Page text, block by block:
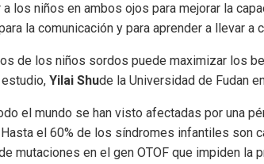
los niños en ambos ojos para mejorar la
la comunicación y para aprender a llevar a
de los niños sordos puede maximizar los
Yilai Shude la Universidad de Fudan
el mundo se han visto afectadas por una
el 60% de los síndromes infantiles son
mutaciones en el gen OTOF que impiden la